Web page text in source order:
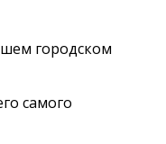
городском
самого